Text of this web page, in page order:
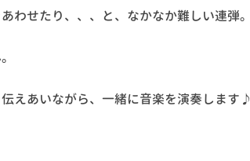
わせたり、、、と、なかなか難しい連弾。
えあいながら、一緒に音楽を演奏します♪